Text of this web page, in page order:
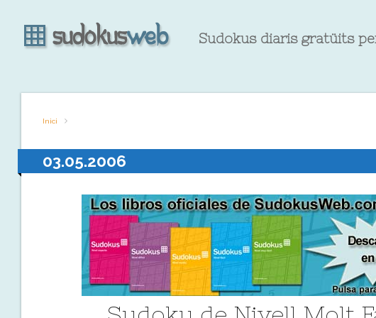
Sudokus diaris gratüits
Inici
03.05.2006